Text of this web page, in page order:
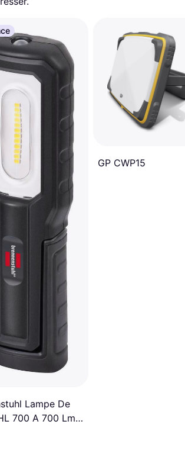
Lampe De
700 A 700 Lm
GP CWP15